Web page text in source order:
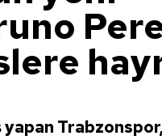
yapan